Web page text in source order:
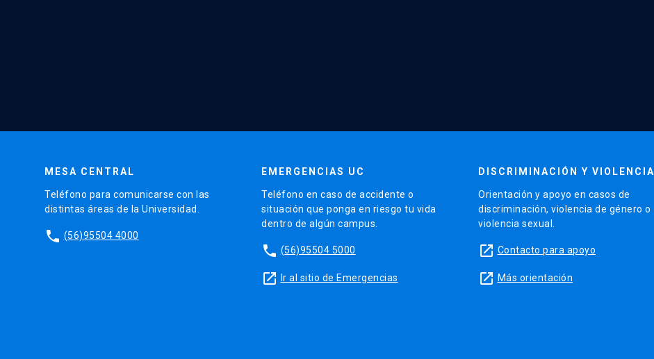
MESA CENTRAL
Teléfono para comunicarse con las
distintas áreas de la Universidad.
phone (56)95504 4000
EMERGENCIAS UC
Teléfono en caso de accidente o
situación que ponga en riesgo tu vida
dentro de algún campus.
phone (56)95504 5000
launch Ir al sitio de Emergencias
DISCRIMINACIÓN Y VIOLENCIA
Orientación y apoyo en casos de
discriminación, violencia de género o
violencia sexual.
launch Contacto para apoyo
launch Más orientación